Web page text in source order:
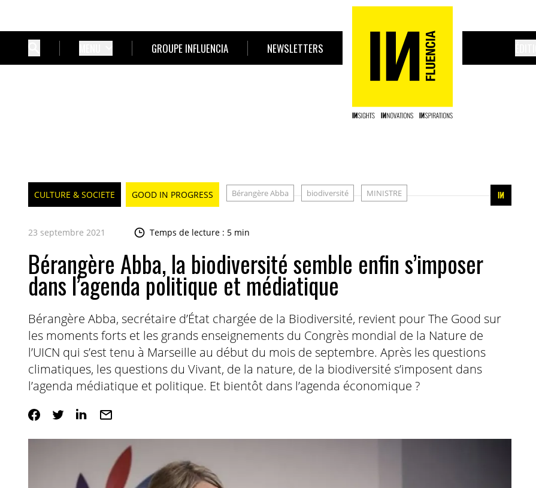
GROUPE INFLUENCIA NEWSLETTERS
CULTURE & SOCIETE GOOD IN PROGRESS Bérangère Abba biodiversité MINISTRE
23 septembre 2021 Temps de lecture : 5 min
Bérangère Abba, la biodiversité semble enfin s’imposer
dans l’agenda politique et médiatique
Bérangère Abba, secrétaire d’État chargée de la Biodiversité, revient pour The Good sur
les moments forts et les grands enseignements du Congrès mondial de la Nature de
l’UICN qui s’est tenu à Marseille au début du mois de septembre. Après les questions
climatiques, les questions du Vivant, de la nature, de la biodiversité s’imposent dans
l’agenda médiatique et politique. Et bientôt dans l’agenda économique ?